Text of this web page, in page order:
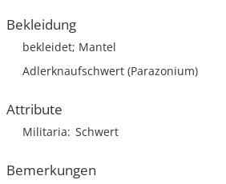
Bekleidung
bekleidet; Mantel
Adlerknaufschwert (Parazonium)
Attribute
Militaria Schwert
Bemerkungen